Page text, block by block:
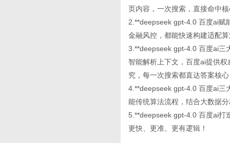
页内容，一次搜索，直接命中
2.**deepseek gpt-4.0 百度ai赋
金融风控，都能快速构建适配
3.**deepseek gpt-4.0 百度ai三
智能解析上下文，百度ai提供
究，每一次搜索都直达答案核
4.**deepseek gpt-4.0 百度ai三
能传统算法流程，结合大数据
5.**deepseek gpt-4.0 百度ai打
更快、更准、更有逻辑！